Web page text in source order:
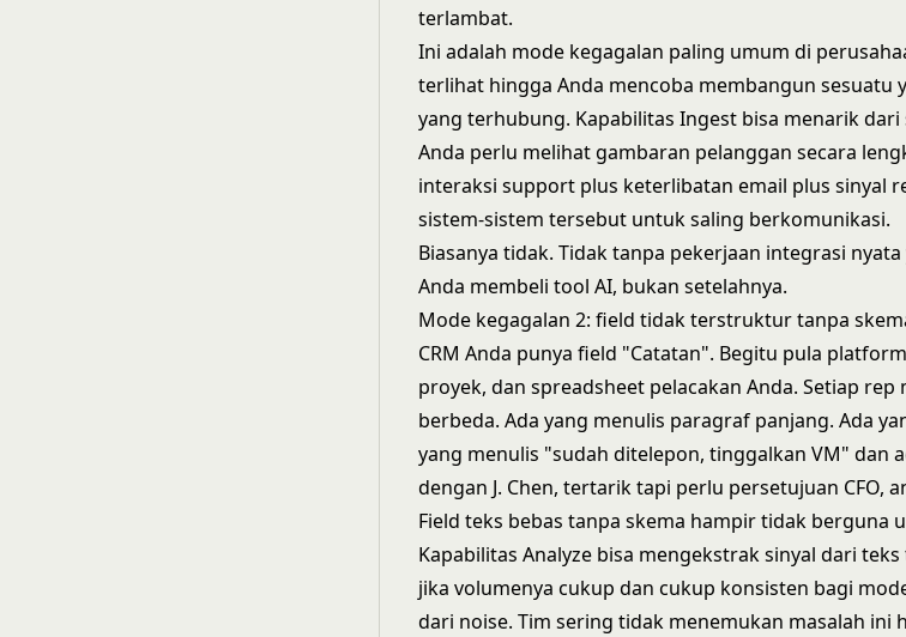
terlambat.
Ini adalah mode kegagalan paling umum di
terlihat hingga Anda mencoba membangun sesuatu
yang terhubung. KapabilitasIngest bisa menarik dari
Anda perlu melihat gambaran pelanggan secara
interaksi support plus keterlibatan email plus sinyal
sistem-sistem tersebut untuk saling berkomunikasi.
Biasanya tidak. Tidak tanpa pekerjaan integrasi
Anda membeli tool AI, bukan setelahnya.
Mode kegagalan 2: field tidak terstruktur tanpa
CRM Anda punya field "Catatan". Begitu pula
proyek, dan spreadsheet pelacakan Anda. Setiap
berbeda. Ada yang menulis paragraf panjang. Ada
yang menulis "sudah ditelepon, tinggalkan VM" dan
dengan J. Chen, tertarik tapi perlu persetujuan CFO,
Field teks bebas tanpa skema hampir tidak berguna
KapabilitasAnalyze bisa mengekstrak sinyal dari
jika volumenya cukup dan cukup konsisten bagi
dari noise. Tim sering tidak menemukan masalah ini